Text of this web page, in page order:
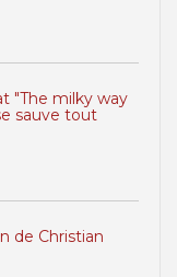
"The milky way
sauve tout
de Christian